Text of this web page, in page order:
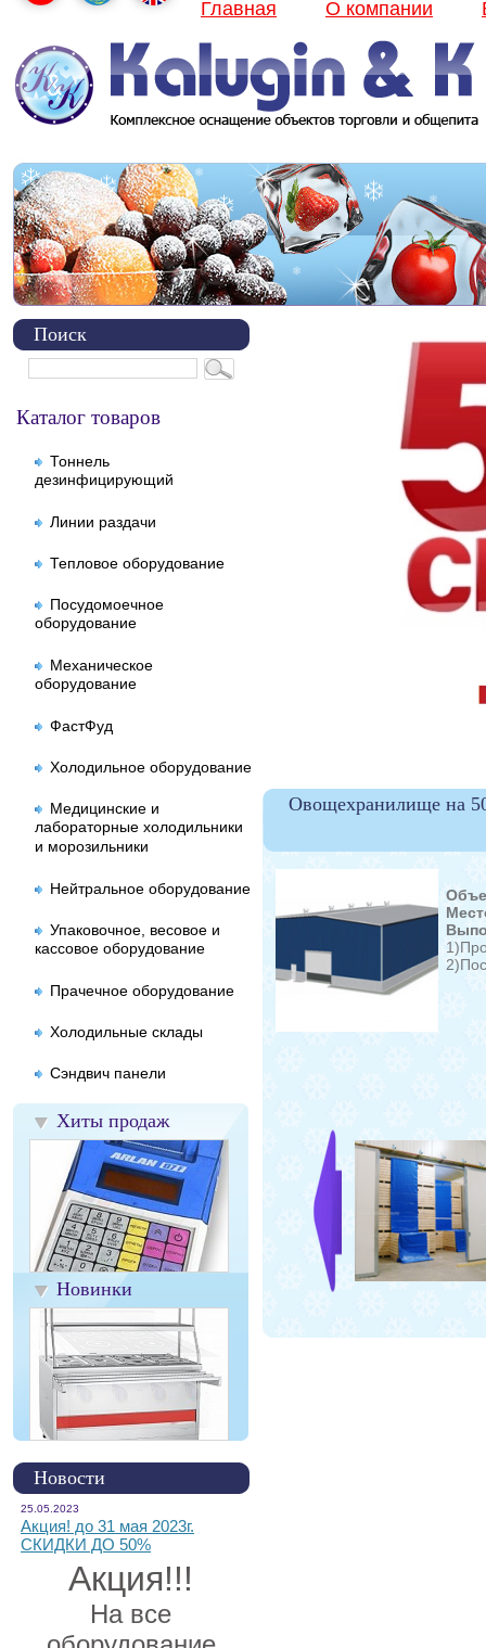
Главная О компании
Поиск
Каталог товаров
Тоннель
дезинфицирующий
Линии раздачи
Тепловое оборудование
Посудомоечное
оборудование
Механическое
оборудование
ФастФуд
Холодильное оборудование
Медицинские и
лабораторные холодильники
и морозильники
Нейтральное оборудование
Упаковочное, весовое и
кассовое оборудование
Прачечное оборудование
Холодильные склады
Сэндвич панели
Хиты продаж
Новинки
Новости
25.05.2023
Акция! до 31 мая 2023г.
СКИДКИ ДО 50%
Акция!!!
На все
Овощехранилище на